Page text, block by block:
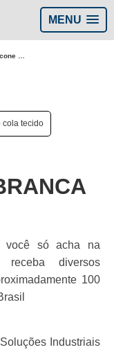
MENU
cola tecido
você só acha na
receba diversos
100
Industriais